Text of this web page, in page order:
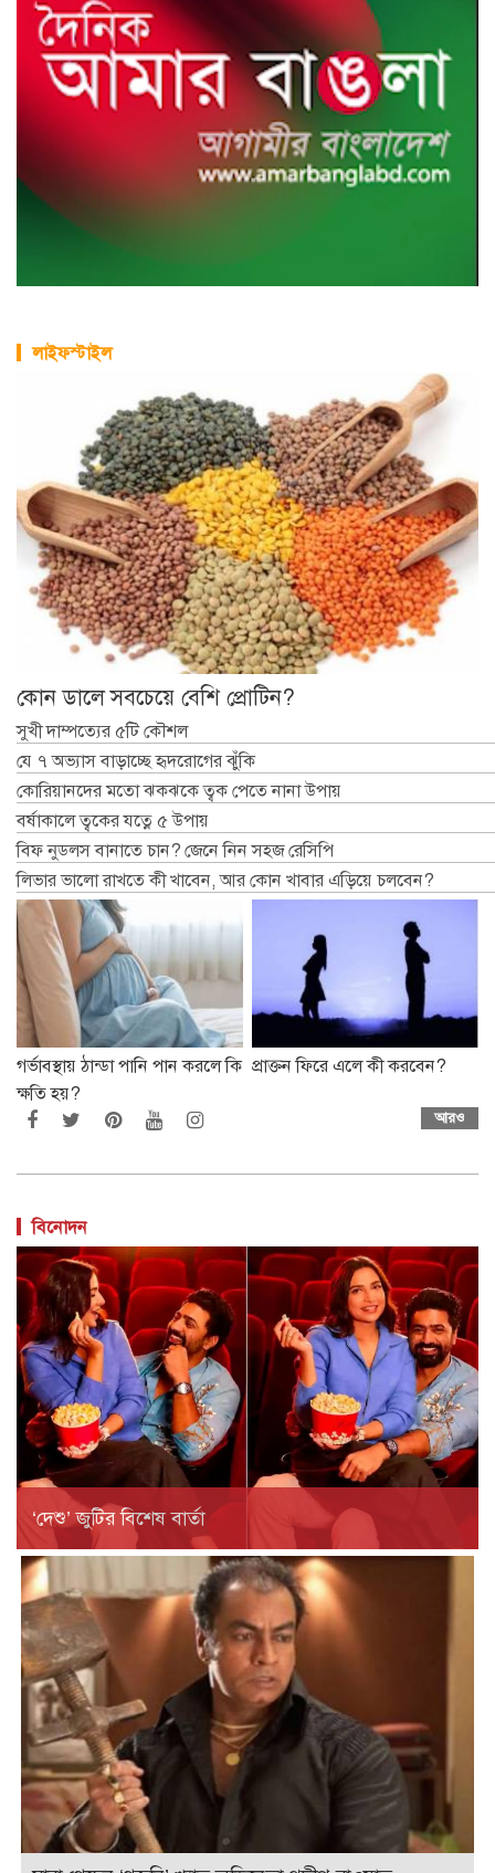
লাইফস্টাইল
কোন ডালে সবচেয়ে বেশি প্রোটিন?
সুখী দাম্পত্যের ৫টি কৌশল
যে ৭ অভ্যাস বাড়াচ্ছে হৃদরোগের ঝুঁকি
কোরিয়ানদের মতো ঝকঝকে ত্বক পেতে নানা উপায়
বর্ষাকালে ত্বকের যত্নে ৫ উপায়
বিফ নুডলস বানাতে চান? জেনে নিন সহজ রেসিপি
লিভার ভালো রাখতে কী খাবেন, আর কোন খাবার এড়িয়ে চলবেন?
গর্ভাবস্থায় ঠান্ডা পানি পান করলে কি
ক্ষতি হয়?
প্রাক্তন ফিরে এলে কী করবেন?
আরও
বিনোদন
‘দেশু’ জুটির বিশেষ বার্তা